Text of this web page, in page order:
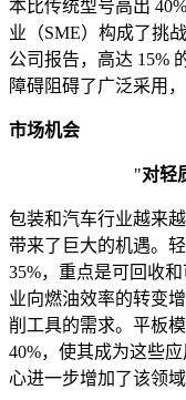
本比传统型号高出
业（SME）构成了挑
公司报告，高达 15%
障碍阻碍了广泛采用
市场机会
"对轻
包装和汽车行业越来
带来了巨大的机遇。
35%，重点是可回收
业向燃油效率的转变
削工具的需求。平板
40%，使其成为这些
心进一步增加了该领域